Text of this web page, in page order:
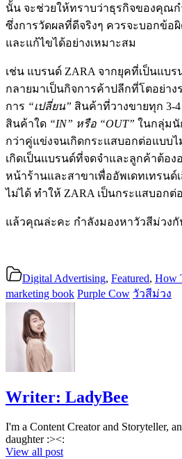
นั้น จะช่วยให้ทราบว่าธุรกิจของคุณ
ซึ่งการวัดผลที่ดีจริงๆ ควรจะบอกข้อ
และแก้ไขได้อย่างเหมาะสม
เช่น แบรนด์ ZARA จากยุคที่เป็นแบ
กลายมาเป็นกิจการค้าปลีกที่โตอย่าง
การ “เปลี่ยน” สินค้าที่วางขายทุก 3-
สินค้าใด “IN” หรือ “OUT” ในกลุ่มนั
กว่าคู่แข่งจนเกิดกระแสบอกต่อแบบ
เกิดเป็นแบรนด์ที่จดจำและลูกค้าต้อง
หน้าร้านและสาขาเพื่ออัพเดทเทรนด์
ไม่ได้ ทำให้ ZARA เป็นกระแสบอกต่
แล้วคุณล่ะคะ กำลังมองหาวัวสีม่วงกั
Digital Advertising, Featured, How
marketing book Purple Cow วัวสีม่วง
Writer: LadyBee
I'm a Content Creator and Storyteller,
daughter :><:
View all post